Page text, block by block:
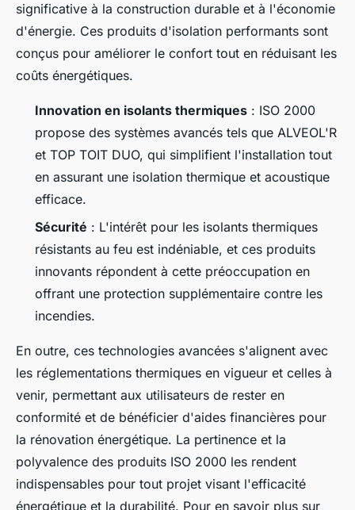
significative à la construction durable et à l'économie
d'énergie. Ces produits d'isolation performants sont
conçus pour améliorer le confort tout en réduisant les
coûts énergétiques.
Innovation en isolants thermiques : ISO 2000
propose des systèmes avancés tels que ALVEOL'R
et TOP TOIT DUO, qui simplifient l'installation tout
en assurant une isolation thermique et acoustique
efficace.
Sécurité : L'intérêt pour les isolants thermiques
résistants au feu est indéniable, et ces produits
innovants répondent à cette préoccupation en
offrant une protection supplémentaire contre les
incendies.
En outre, ces technologies avancées s'alignent avec
les réglementations thermiques en vigueur et celles à
venir, permettant aux utilisateurs de rester en
conformité et de bénéficier d'aides financières pour
la rénovation énergétique. La pertinence et la
polyvalence des produits ISO 2000 les rendent
indispensables pour tout projet visant l'efficacité
énergétique et la durabilité. Pour en savoir plus sur